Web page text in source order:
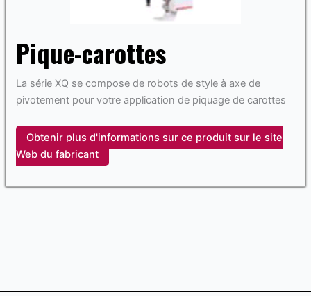
Pique-carottes
La série XQ se compose de robots de style à axe de
pivotement pour votre application de piquage de carottes
Obtenir plus d'informations sur ce produit sur le site
Web du fabricant